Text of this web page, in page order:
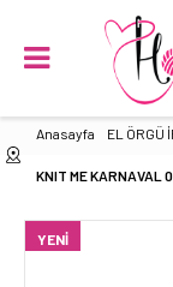
Anasayfa EL ÖRGÜ
KNIT ME KARNAVAL
YENI